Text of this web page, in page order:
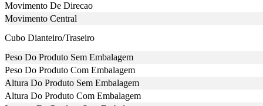
Movimento De Direcao
Movimento Central
Cubo Dianteiro/Traseiro
Peso Do Produto Sem Embalagem
Peso Do Produto Com Embalagem
Altura Do Produto Sem Embalagem
Altura Do Produto Com Embalagem